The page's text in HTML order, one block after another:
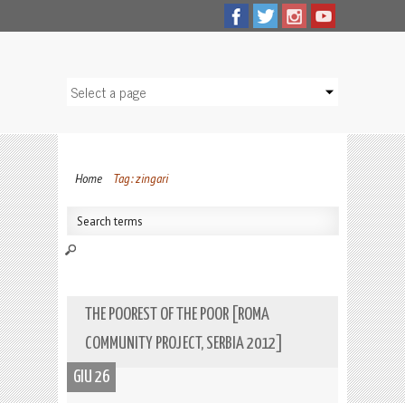
Home Tag: zingari
THE POOREST OF THE POOR [ROMA
COMMUNITY PROJECT, SERBIA 2012]
GIU 26